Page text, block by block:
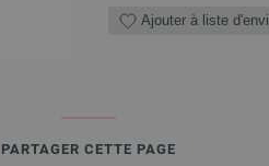
Ajouter à liste
PARTAGER CETTE PAGE